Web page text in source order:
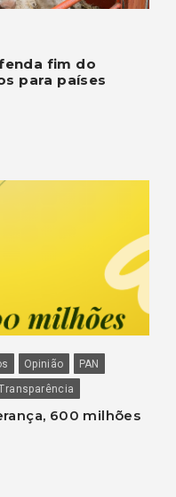
fim do
para países
Opinião
PAN
600 milhões